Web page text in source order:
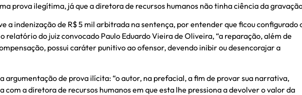
prova ilegítima, já que a diretora de recursos humanos não tinha ciência da
a indenização de R$ 5 mil arbitrada na sentença, por entender que ficou configurado
relatório do juiz convocado Paulo Eduardo Vieira de Oliveira, “a reparação, além de
possui caráter punitivo ao ofensor, devendo inibir ou desencorajar a
argumentação de prova ilícita: “o autor, na prefacial, a fim de provar sua narrativa,
com a diretora de recursos humanos em que esta lhe pressiona a devolver o valor da